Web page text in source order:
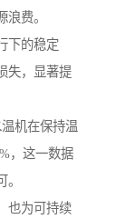
费。
下的稳定
失，显著提
机在保持温
，这一数据
也为可持续